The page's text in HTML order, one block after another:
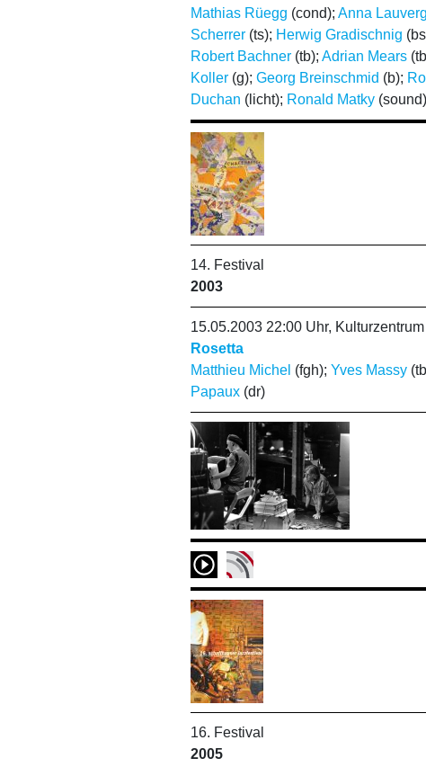
Mathias Rüegg (cond); Anna
Scherrer(ts); Herwig Gradischnig
Robert Bachner(tb); Adrian Mears
Koller(g); Georg Breinschmid (b);
Duchan (licht); Ronald Matky(sound)
14. Festival
2003
15.05.2003 22:00 Uhr,
Rosetta
Matthieu Michel (fgh); Yves Massy
Papaux(dr)
16. Festival
2005